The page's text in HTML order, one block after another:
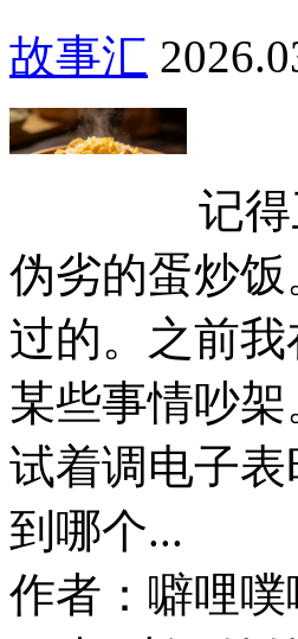
故事汇
记
伪劣的蛋炒
过的。之前
某些事情吵
试着调电子
到哪个...
作者：噼哩噗